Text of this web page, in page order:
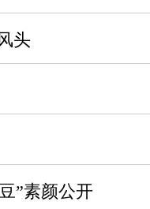
头
”素颜公开